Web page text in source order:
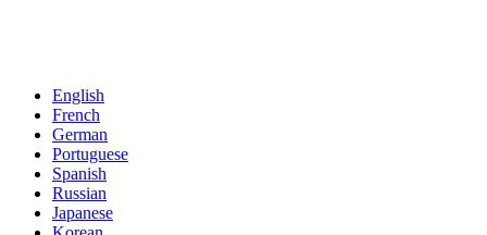
English
French
German
Portuguese
Spanish
Russian
Japanese